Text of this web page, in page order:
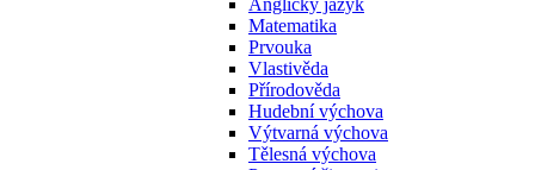
Anglický jazyk
Matematika
Prvouka
Vlastivěda
Přírodověda
Hudební výchova
Výtvarná výchova
Tělesná výchova